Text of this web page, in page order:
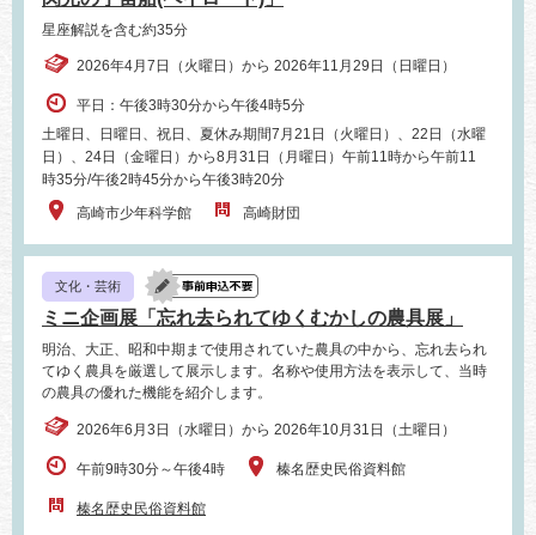
星座解説を含む約35分
2026年4月7日（火曜日）から 2026年11月29日（日曜日）
平日：午後3時30分から午後4時5分
土曜日、日曜日、祝日、夏休み期間7月21日（火曜日）、22日（水曜
日）、24日（金曜日）から8月31日（月曜日）午前11時から午前11
時35分/午後2時45分から午後3時20分
高崎市少年科学館
高崎財団
文化・芸術
ミニ企画展「忘れ去られてゆくむかしの農具展」
明治、大正、昭和中期まで使用されていた農具の中から、忘れ去られ
てゆく農具を厳選して展示します。名称や使用方法を表示して、当時
の農具の優れた機能を紹介します。
2026年6月3日（水曜日）から 2026年10月31日（土曜日）
午前9時30分～午後4時 榛名歴史民俗資料館
榛名歴史民俗資料館